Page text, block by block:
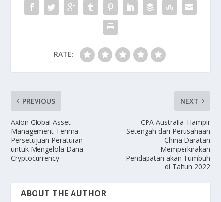
RATE:
PREVIOUS
Axion Global Asset
Management Terima
Persetujuan Peraturan
untuk Mengelola Dana
Cryptocurrency
NEXT
CPA Australia: Hampir
Setengah dari Perusahaan
China Daratan
Memperkirakan
Pendapatan akan Tumbuh
di Tahun 2022
ABOUT THE AUTHOR